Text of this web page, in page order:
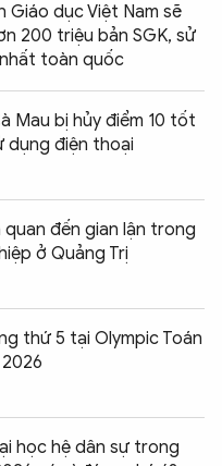
Giáo dục Việt Nam sẽ
200 triệu bản SGK, sử
toàn quốc
Mau bị hủy điểm 10 tốt
dụng điện thoại
quan đến gian lận trong
ở Quảng Trị
thứ 5 tại Olympic Toán
học hệ dân sự trong